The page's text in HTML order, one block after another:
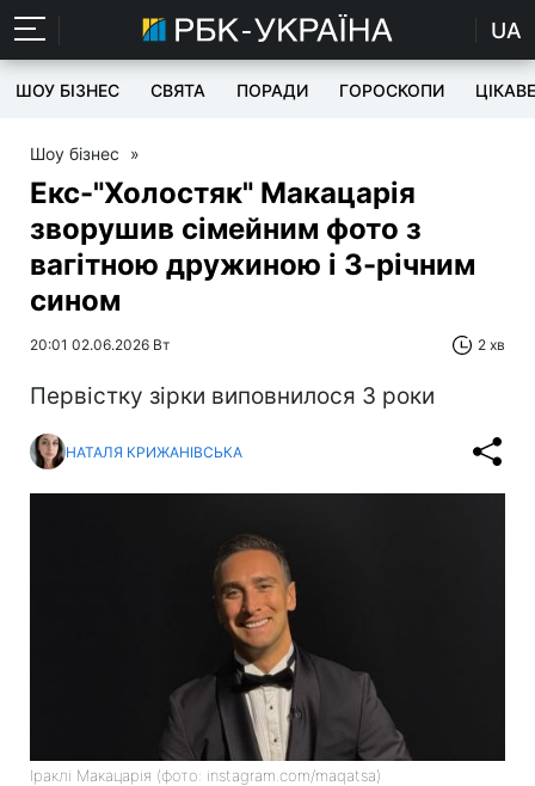
UA
ШОУ БІЗНЕС СВЯТА ПОРАДИ ГОРОСКОПИ ЦІКАВЕ
Шоу бізнес »
Екс-"Холостяк" Макацарія
зворушив сімейним фото з
вагітною дружиною і 3-річним
сином
20:01 02.06.2026 Вт 2 хв
Первістку зірки виповнилося 3 роки
НАТАЛЯ КРИЖАНІВСЬКА
Іраклі Макацарія (фото: instagram.com/maqatsa)